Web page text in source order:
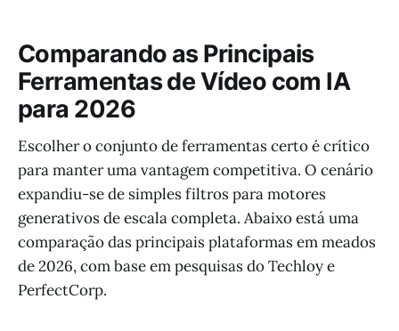
Comparando as Principais
Ferramentas de Vídeo com IA
para 2026
Escolher o conjunto de ferramentas certo é crítico
para manter uma vantagem competitiva. O cenário
expandiu-se de simples filtros para motores
generativos de escala completa. Abaixo está uma
comparação das principais plataformas em meados
de 2026, com base em pesquisas do Techloy e
PerfectCorp.